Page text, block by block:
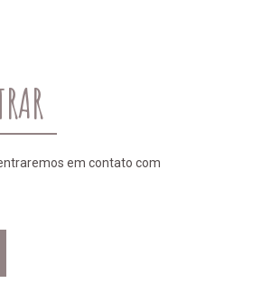
em contato com